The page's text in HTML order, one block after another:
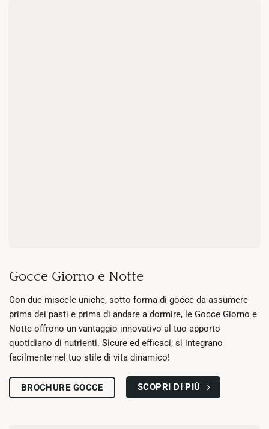
Gocce Giorno e Notte
Con due miscele uniche, sotto forma di gocce da assumere
prima dei pasti e prima di andare a dormire, le Gocce Giorno e
Notte offrono un vantaggio innovativo al tuo apporto
quotidiano di nutrienti. Sicure ed efficaci, si integrano
facilmente nel tuo stile di vita dinamico!
BROCHURE GOCCE SCOPRI DI PIÙ